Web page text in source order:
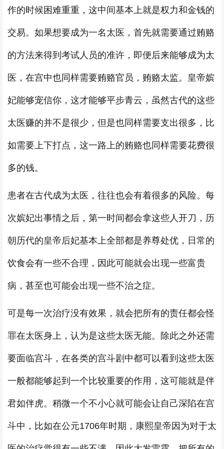
作的时候困难重重，这中间基本上就是权力和金钱的
交易。如果想要成为一名太医，首先就需要通过贿赂
的方法来得到考试人员的准许，即便后来能够成为太
医，在宫中也同样需要贿赂官员，贿赂太监。皇帝嫔
妃能够宠信你，这才能够平步青云，虽然古代的这些
太医赚的并不是很少，但是也同样需要支出很多，比
如需要上下打点，这一路上的贿赂也同样需要花费很
多的钱。
患者在古代成为太医，往往也会有着很多的风险。每
次嫔妃出事情之后，第一时间都会拿这些人开刀，历
朝历代的皇帝后妃基本上全部都是养尊处优，日常的
饮食会有一些不合理，因此可能就会出现一些富贵
病，甚至也可能会出现一些不治之症。
可是每一次治疗没有效果，就会把所有的责任都会怪
罪在太医身上，认为是这些太医无能。除此之外还需
要面临宫斗，在各类的宫斗剧中都可以看到这些太医
一般都能够起到一个比较重要的作用，这可能就是伴
君如伴虎。稍微一个不小心就可能会让自己深陷在宫
斗中，比如在公元1706年时期，康熙皇帝因为对于太